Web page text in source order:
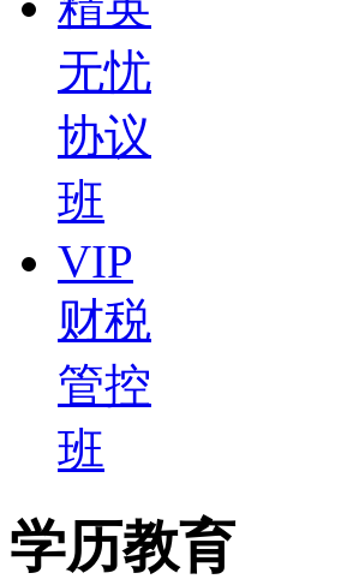
无忧
协议
班
VIP
财税
管控
班
学历教育